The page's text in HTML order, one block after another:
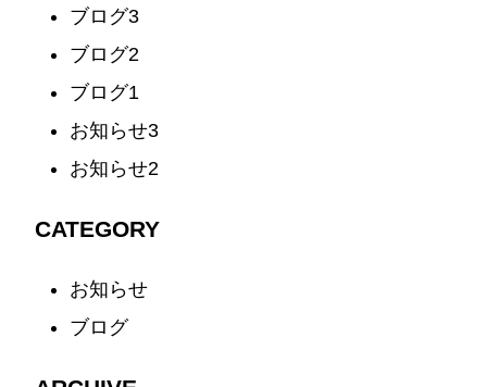
ブログ3
ブログ2
ブログ1
お知らせ3
お知らせ2
CATEGORY
お知らせ
ブログ